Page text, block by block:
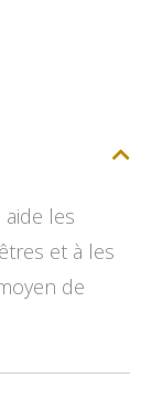
aide les
et à les
de